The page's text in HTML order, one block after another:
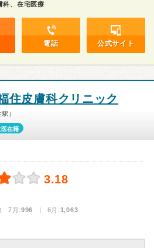
科、在宅医療
電話 公式サイト
住皮膚科クリニック
）
医在籍
3.18
7月:996 | 6月:1,063